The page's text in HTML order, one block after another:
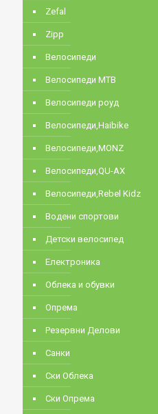
Zefal
Zipp
Велосипеди
Велосипеди MTB
Велосипеди роуд
Велосипеди,Haibike
Велосипеди,MONZ
Велосипеди,QU-AX
Велосипеди,Rebel Kidz
Водени спортови
Детски велосипед
Електроника
Облека и обувки
Опрема
Резервни Делови
Санки
Ски Облека
Ски Опрема